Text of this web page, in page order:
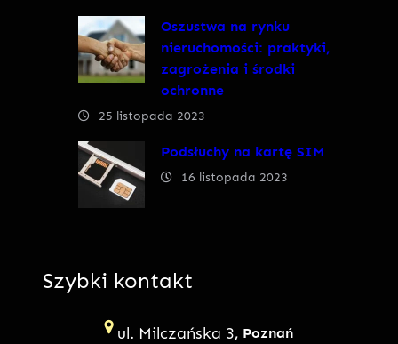
Oszustwa na rynku
nieruchomości: praktyki,
zagrożenia i środki
ochronne
25 listopada 2023
Podsłuchy na kartę SIM
16 listopada 2023
Szybki kontakt
ul. Milczańska 3, Poznań